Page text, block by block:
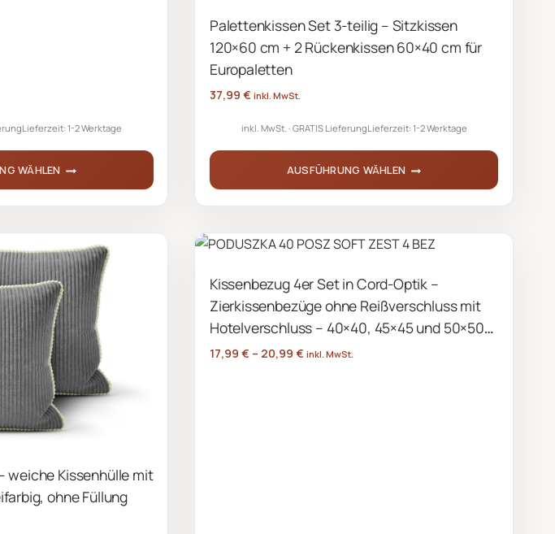
Lieferzeit:1-2 Werktage
WÄHLEN
mehrere
Varianten
auf.
Die
Optionen
können
auf
Produktseite
werden
Palettenkissen Set 3-teilig – Sitzkissen
120×60 cm + 2 Rückenkissen 60×40 cm für
Europaletten
37,99 € inkl. MwSt.
inkl. MwSt. GRATIS LieferungLieferzeit:1-2 Werktage
AUSFÜHRUNG WÄHLEN
weist
Varianten
auf.
Die
weiche Kissenhülle mit
ohne Füllung
Kissenbezug 4er Set in Cord-Optik –
Zierkissenbezüge ohne Reißverschluss mit
Hotelverschluss – 40×40, 45×45 und 50×50
cm
17,99 € – 20,99 € inkl. MwSt.